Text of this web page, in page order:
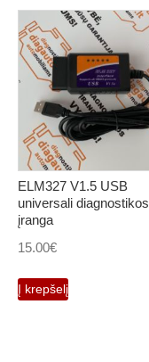
ELM327 V1.5 USB
universali diagnostikos
įranga
15.00€
Į krepšelį